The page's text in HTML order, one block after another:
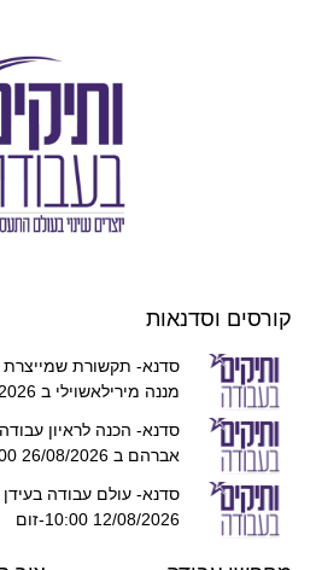
קורסים וסדנאות
סדנא- תקשורת שמייצרת
מננה מירילאשוילי ב 19/08/2026 10:00-זום
אברהם ב 26/08/2026 10:00-זום
12/08/2026 10:00-זום